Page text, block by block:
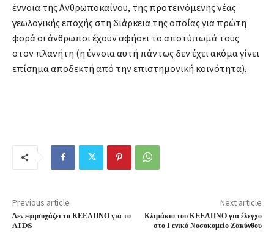
έννοια της Ανθρωποκαίνου, της προτεινόμενης νέας
γεωλογικής εποχής στη διάρκεια της οποίας για πρώτη
φορά οι άνθρωποι έχουν αφήσει το αποτύπωμά τους
στον πλανήτη (η έννοια αυτή πάντως δεν έχει ακόμα γίνει
επίσημα αποδεκτή από την επιστημονική κοινότητα).
Previous article
Δεν εφησυχάζει το ΚΕΕΛΠΝΟ για το
AIDS
Next article
Κλιμάκιο του ΚΕΕΛΠΝΟ για έλεγχο
στο Γενικό Νοσοκομείο Ζακύνθου